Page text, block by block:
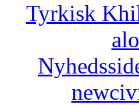
Tyrkisk